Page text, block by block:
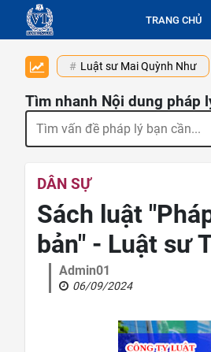
TRANG CHỦ
Luật sư Mai Quỳnh Như
Tìm nhanh Nội dung pháp
DÂN SỰ
Sách luật
bản" - Luật sư
Admin01
06/09/2024